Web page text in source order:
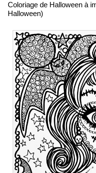
Coloriage de Halloween à
Halloween)